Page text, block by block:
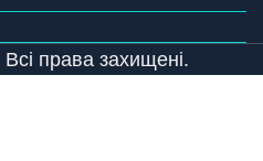
Всі права захищені.